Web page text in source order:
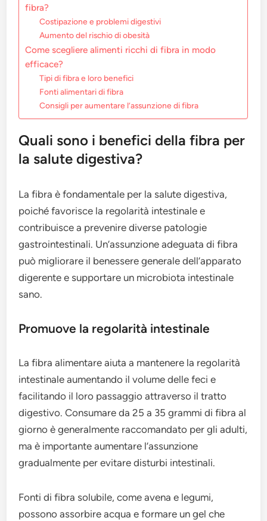
fibra?
Costipazione e problemi digestivi
Aumento del rischio di obesità
Come scegliere alimenti ricchi di fibra in modo
efficace?
Tipi di fibra e loro benefici
Fonti alimentari di fibra
Consigli per aumentare l’assunzione di fibra
Quali sono i benefici della fibra per
la salute digestiva?
La fibra è fondamentale per la salute digestiva,
poiché favorisce la regolarità intestinale e
contribuisce a prevenire diverse patologie
gastrointestinali. Un’assunzione adeguata di fibra
può migliorare il benessere generale dell’apparato
digerente e supportare un microbiota intestinale
sano.
Promuove la regolarità intestinale
La fibra alimentare aiuta a mantenere la regolarità
intestinale aumentando il volume delle feci e
facilitando il loro passaggio attraverso il tratto
digestivo. Consumare da 25 a 35 grammi di fibra al
giorno è generalmente raccomandato per gli adulti,
ma è importante aumentare l’assunzione
gradualmente per evitare disturbi intestinali.
Fonti di fibra solubile, come avena e legumi,
possono assorbire acqua e formare un gel che